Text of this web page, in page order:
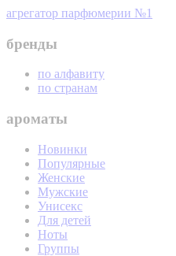
агрегатор парфюмерии №1
бренды
по алфавиту
по странам
ароматы
Новинки
Популярные
Женские
Мужские
Унисекс
Для детей
Ноты
Группы